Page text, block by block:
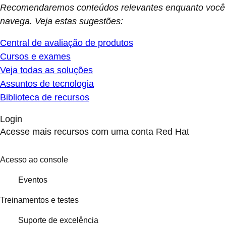
Recomendaremos conteúdos relevantes enquanto você
navega. Veja estas sugestões:
Central de avaliação de produtos
Cursos e exames
Veja todas as soluções
Assuntos de tecnologia
Biblioteca de recursos
Login
Acesse mais recursos com uma conta Red Hat
Acesso ao console
Eventos
Treinamentos e testes
Suporte de excelência